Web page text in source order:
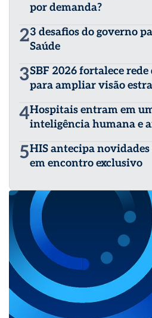
por demanda?
23 desafios do governo
Saúde
3SBF 2026 fortalece
para ampliar visão
4Hospitais entram em
inteligência humana e
5HIS antecipa
em encontro exclusivo